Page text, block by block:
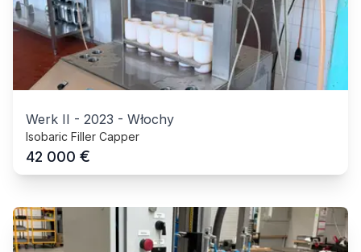
Werk II - 2023 - Włochy
Isobaric Filler Capper
42 000 €